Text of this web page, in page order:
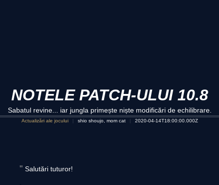
NOTELE PATCH-ULUI 10.8
Sabatul revine... iar jungla primește niște modificări de echilibrare.
Actualizări ale jocului shio shoujo, mom cat 2020-04-14T18:00:00.000Z
Salutări tuturor!